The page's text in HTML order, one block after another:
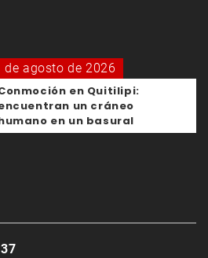
de agosto de 2026
en Quitilipi:
un cráneo
en un basural